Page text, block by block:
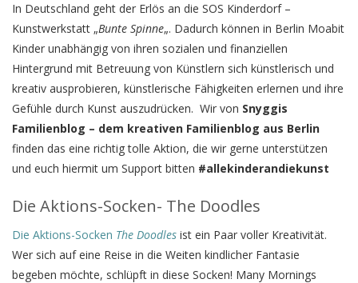
In Deutschland geht der Erlös an die SOS Kinderdorf –
Kunstwerkstatt „Bunte Spinne„. Dadurch können in Berlin Moabit
Kinder unabhängig von ihren sozialen und finanziellen
Hintergrund mit Betreuung von Künstlern sich künstlerisch und
kreativ ausprobieren, künstlerische Fähigkeiten erlernen und ihre
Gefühle durch Kunst auszudrücken. Wir von Snyggis
Familienblog – dem kreativen Familienblog aus Berlin
finden das eine richtig tolle Aktion, die wir gerne unterstützen
und euch hiermit um Support bitten #allekinderandiekunst
Die Aktions-Socken- The Doodles
Die Aktions-Socken The Doodles ist ein Paar voller Kreativität.
Wer sich auf eine Reise in die Weiten kindlicher Fantasie
begeben möchte, schlüpft in diese Socken! Many Mornings